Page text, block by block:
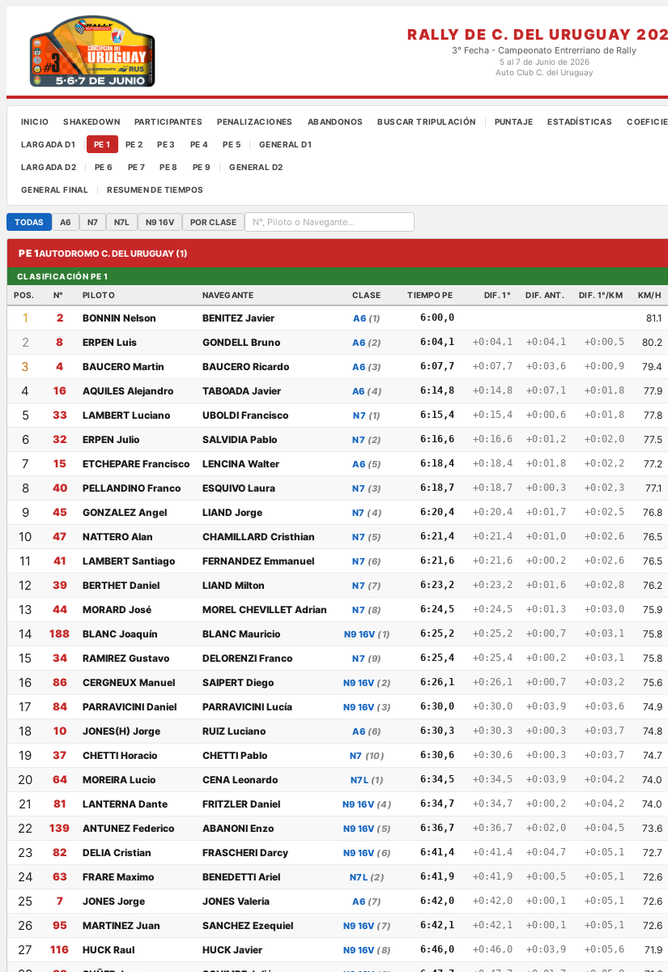
RALLY DE C. DEL URUGUAY
3° Fecha - Campeonato Entrerriano de Rally
5 al 7 de Junio de 2026
Auto Club C. del Uruguay
INICIO SHAKEDOWN PARTICIPANTES PENALIZACIONES ABANDONOS BUSCAR TRIPULACIÓN PUNTAJE ESTADÍSTICAS
LARGADA D1 PE 1 PE 2 PE 3 PE 4 PE 5 GENERAL D1
LARGADA D2 PE 6 PE 7 PE 8 PE 9 GENERAL D2
GENERAL FINAL RESUMEN DE TIEMPOS
TODAS A6 N7 N7L N9 16V POR CLASE
PE 1AUTODROMO C. DEL URUGUAY (1)
CLASIFICACIÓN PE 1
POS.
N° PILOTO NAVEGANTE CLASE TIEMPO PE DIF. 1° DIF. ANT. DIF. 1°/KM KM/H
1 2 BONNIN Nelson BENITEZ Javier A6 (1) 6:00,0 81.1
2 8 ERPEN Luis GONDELL Bruno A6 (2) 6:04,1 +0:04,1 +0:04,1 +0:00,5 80.2
3 4 BAUCERO Martin BAUCERO Ricardo A6 (3) 6:07,7 +0:07,7 +0:03,6 +0:00,9 79.4
4 16 AQUILES Alejandro TABOADA Javier A6 (4) 6:14,8 +0:14,8 +0:07,1 +0:01,8 77.9
5 33 LAMBERT Luciano UBOLDI Francisco N7 (1) 6:15,4 +0:15,4 +0:00,6 +0:01,8 77.8
6 32 ERPEN Julio SALVIDIA Pablo N7 (2) 6:16,6 +0:16,6 +0:01,2 +0:02,0 77.5
7 15 ETCHEPARE Francisco LENCINA Walter A6 (5) 6:18,4 +0:18,4 +0:01,8 +0:02,2 77.2
8 40 PELLANDINO Franco ESQUIVO Laura N7 (3) 6:18,7 +0:18,7 +0:00,3 +0:02,3 77.1
9 45 GONZALEZ Angel LIAND Jorge N7 (4) 6:20,4 +0:20,4 +0:01,7 +0:02,5 76.8
10 47 NATTERO Alan CHAMILLARD Cristhian N7 (5) 6:21,4 +0:21,4 +0:01,0 +0:02,6 76.5
11 41 LAMBERT Santiago FERNANDEZ Emmanuel N7 (6) 6:21,6 +0:21,6 +0:00,2 +0:02,6 76.5
12 39 BERTHET Daniel LIAND Milton N7 (7) 6:23,2 +0:23,2 +0:01,6 +0:02,8 76.2
13 44 MORARD José MOREL CHEVILLET Adrian N7 (8) 6:24,5 +0:24,5 +0:01,3 +0:03,0 75.9
14 188 BLANC Joaquín BLANC Mauricio N9 16V (1) 6:25,2 +0:25,2 +0:00,7 +0:03,1 75.8
15 34 RAMIREZ Gustavo DELORENZI Franco N7 (9) 6:25,4 +0:25,4 +0:00,2 +0:03,1 75.8
16 86 CERGNEUX Manuel SAIPERT Diego N9 16V (2) 6:26,1 +0:26,1 +0:00,7 +0:03,2 75.6
17 84 PARRAVICINI Daniel PARRAVICINI Lucía N9 16V (3) 6:30,0 +0:30,0 +0:03,9 +0:03,6 74.9
18 10 JONES(H) Jorge RUIZ Luciano A6 (6) 6:30,3 +0:30,3 +0:00,3 +0:03,7 74.8
19 37 CHETTI Horacio CHETTI Pablo N7 (10) 6:30,6 +0:30,6 +0:00,3 +0:03,7 74.7
20 64 MOREIRA Lucio CENA Leonardo N7L (1) 6:34,5 +0:34,5 +0:03,9 +0:04,2 74.0
21 81 LANTERNA Dante FRITZLER Daniel N9 16V (4) 6:34,7 +0:34,7 +0:00,2 +0:04,2 74.0
22 139 ANTUNEZ Federico ABANONI Enzo N9 16V (5) 6:36,7 +0:36,7 +0:02,0 +0:04,5 73.6
23 82 DELIA Cristian FRASCHERI Darcy N9 16V (6) 6:41,4 +0:41,4 +0:04,7 +0:05,1 72.7
24 63 FRARE Maximo BENEDETTI Ariel N7L (2) 6:41,9 +0:41,9 +0:00,5 +0:05,1 72.6
25 7 JONES Jorge JONES Valeria A6 (7) 6:42,0 +0:42,0 +0:00,1 +0:05,1 72.6
26 95 MARTINEZ Juan SANCHEZ Ezequiel N9 16V (7) 6:42,1 +0:42,1 +0:00,1 +0:05,1 72.6
27 116 HUCK Raul HUCK Javier N9 16V (8) 6:46,0 +0:46,0 +0:03,9 +0:05,6 71.9